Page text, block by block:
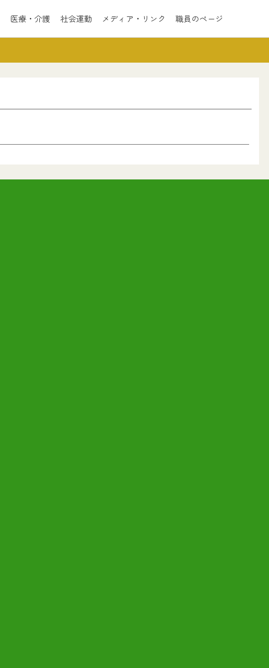
医療・介護 社会運動 メディア・リンク 職員のページ